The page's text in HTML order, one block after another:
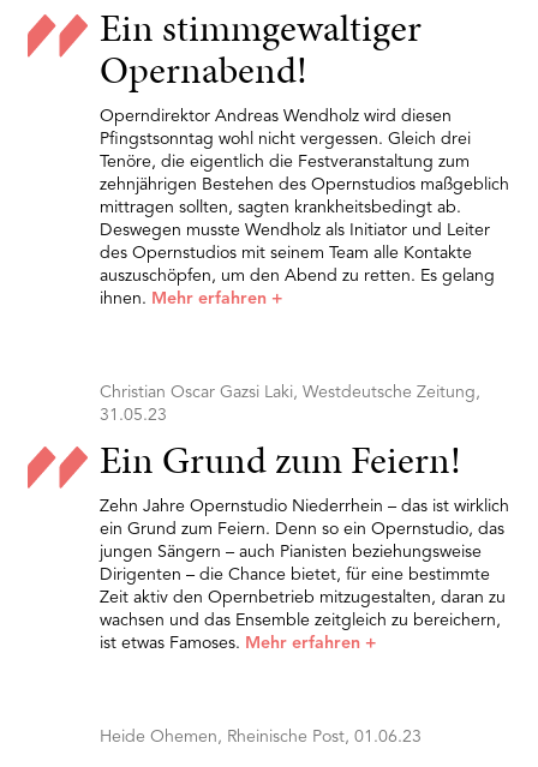
Ein stimmgewaltiger
Opernabend!
Operndirektor Andreas Wendholz wird diesen
Pfingstsonntag wohl nicht vergessen. Gleich drei
Tenöre, die eigentlich die Festveranstaltung zum
zehnjährigen Bestehen des Opernstudios maßgeblich
mittragen sollten, sagten krankheitsbedingt ab.
Deswegen musste Wendholz als Initiator und Leiter
des Opernstudios mit seinem Team alle Kontakte
auszuschöpfen, um den Abend zu retten. Es gelang
ihnen. Mehr erfahren +
Christian Oscar Gazsi Laki, Westdeutsche Zeitung,
31.05.23
Ein Grund zum Feiern!
Zehn Jahre Opernstudio Niederrhein – das ist wirklich
ein Grund zum Feiern. Denn so ein Opernstudio, das
jungen Sängern – auch Pianisten beziehungsweise
Dirigenten – die Chance bietet, für eine bestimmte
Zeit aktiv den Opernbetrieb mitzugestalten, daran zu
wachsen und das Ensemble zeitgleich zu bereichern,
ist etwas Famoses. Mehr erfahren +
Heide Ohemen, Rheinische Post, 01.06.23